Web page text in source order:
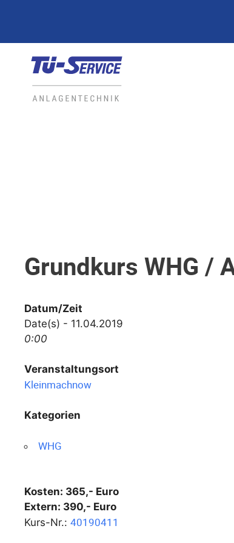
Grundkurs WHG /
Datum/Zeit
Date(s) - 11.04.2019
0:00
Veranstaltungsort
Kleinmachnow
Kategorien
WHG
Kosten: 365,- Euro
Extern: 390,- Euro
Kurs-Nr.: 40190411